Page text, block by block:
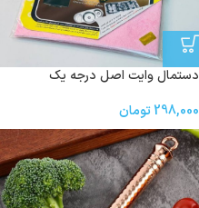
دستمال وایت اصل درجه یک
298,000تومان